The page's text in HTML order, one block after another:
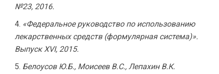
№23, 2016.
«Федеральное руководство по использованию
лекарственных средств (формулярная система)».
Выпуск XVI, 2015.
Белоусов Ю.Б., Моисеев В.С., Лепахин В.К.